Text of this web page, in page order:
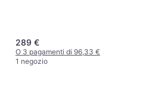
289 €
O 3 pagamenti di 96,33 €
1 negozio